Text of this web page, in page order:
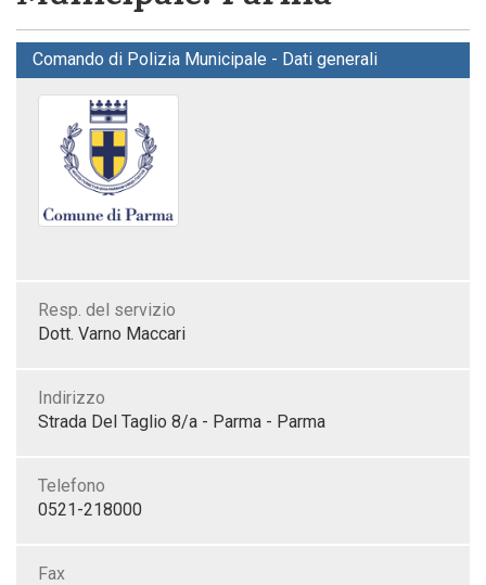
Comando di Polizia Municipale - Dati generali
Resp. del servizio
Dott. Varno Maccari
Indirizzo
Strada Del Taglio 8/a - Parma - Parma
Telefono
0521-218000
Fax